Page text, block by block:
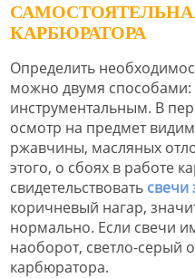
КАРБЮРАТОРА
Определить
можно двумя
инструментальным. В
осмотр на предмет
ржавчины, масляных
этого, о сбоях в работе
свидетельствовать свечи
коричневый нагар,
нормально. Если свечи
наоборот, светло-серый
карбюратора.